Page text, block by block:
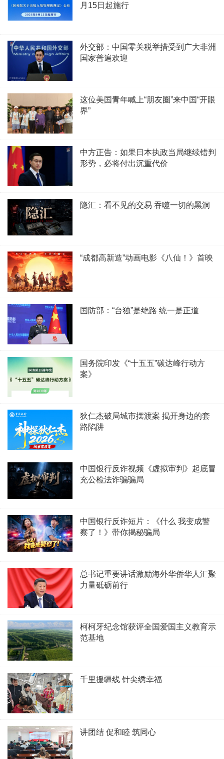
月15日起施行
外交部：中国零关税举措受到广大非洲
国家普遍欢迎
这位美国青年喊上“朋友圈”来中国“开眼
界”
中方正告：如果日本执政当局继续错判
形势，必将付出沉重代价
隐汇：看不见的交易 吞噬一切的黑洞
“成都高新造”动画电影《八仙！》首映
国防部：“台独”是绝路 统一是正道
国务院印发《“十五五”碳达峰行动方
案》
狄仁杰破局城市摆渡案 揭开身边的套
路陷阱
中国银行反诈视频《虚拟审判》起底冒
充公检法诈骗骗局
中国银行反诈短片：《什么 我变成警
察了！》带你揭秘骗局
总书记重要讲话激励海外华侨华人汇聚
力量砥砺前行
柯柯牙纪念馆获评全国爱国主义教育示
范基地
千里援疆线 针尖绣幸福
讲团结 促和睦 筑同心